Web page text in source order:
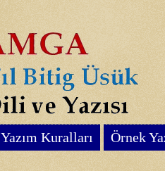
Yazım Kuralları Örnek